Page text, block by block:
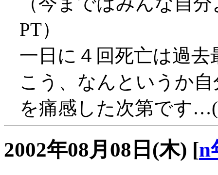
PT）
一日に４回死亡は過去
こう、なんというか
を痛感した次第です
2002年08月08日(木) [n